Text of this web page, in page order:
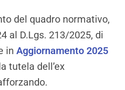
del quadro normativo,
al D.Lgs. 213/2025, di
in Aggiornamento 2025
tutela dell’ex